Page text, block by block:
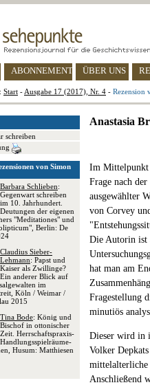
ABONNEMENT ÜBER UNS
Start - Ausgabe 17 (2017), Nr. 4 - Rezension
schreiben
von Simon
Barbara Schlieben:
Gegenwart schreiben
im 10. Jahrhundert.
Deutungen der eigenen
"Meditationes" und
Berlin: De
Claudius Sieber-
Lehmann: Papst und
Kaiser als Zwillinge?
Ein anderer Blick auf
im
Köln / Weimar /
2015
Tina Bode: König und
Bischof in ottonischer
Zeit. Herrschaftspraxis-
Handlungsspielräume-
Husum: Matthiesen
Anastasia
Im Mittelpunkt
Frage nach
ausgewählter
von Corvey
Die Autorin ist
hat man am
Fragestellung
minutiös
Dieser wird in
Volker
Anschließend